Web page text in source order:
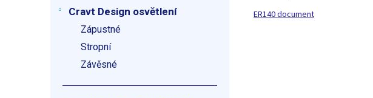
Cravt Design osvětlení
Zápustné
Stropní
Závěsné
ER140 document